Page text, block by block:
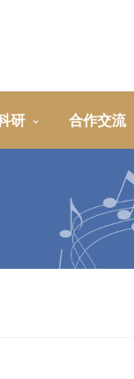
研 合作交流